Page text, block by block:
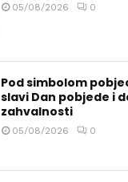
05/08/2026 0
Pod simbolom
slavi Dan pobjede i
zahvalnosti
05/08/2026 0